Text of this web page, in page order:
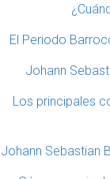
El Periodo
Johann
Los principales
Johann Sebastian